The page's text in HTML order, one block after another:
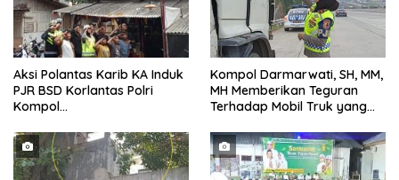
Aksi Polantas Karib KA Induk
PJR BSD Korlantas Polri
Kompol
bersama Personilnya
Membagikan Bendera Merah
Putih Berserta Tiangnya
Kompol Darmarwati, SH, MM,
MH Memberikan Teguran
Terhadap Mobil Truk yang
Tanggerang Kota